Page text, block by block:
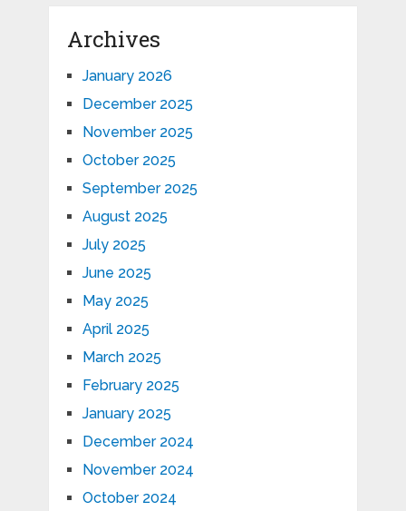
Archives
January 2026
December 2025
November 2025
October 2025
September 2025
August 2025
July 2025
June 2025
May 2025
April 2025
March 2025
February 2025
January 2025
December 2024
November 2024
October 2024